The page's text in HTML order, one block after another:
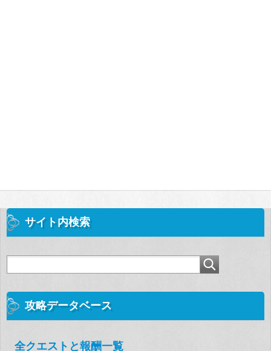
サイト内検索
攻略データベース
全クエストと報酬一覧